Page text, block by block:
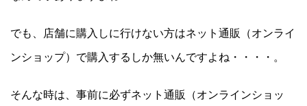
でも、店舗に購入しに行けない方はネット通販（オンライ
ンショップ）で購入するしか無いんですよね・・・・。
そんな時は、事前に必ずネット通販（オンラインショッ